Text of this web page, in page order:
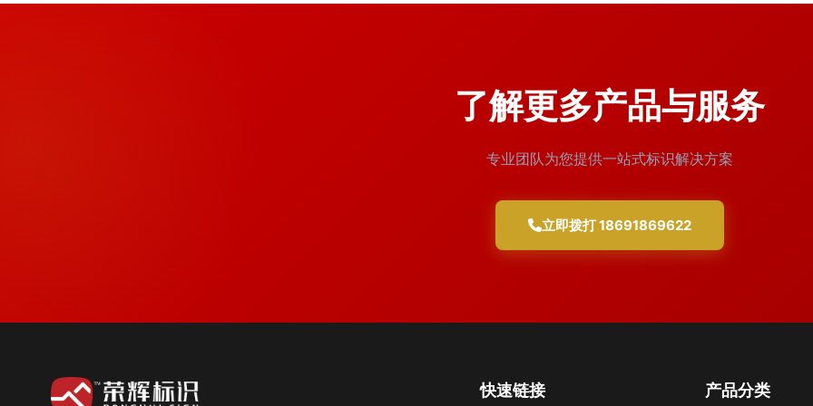
了解更多产品与服务
专业团队为您提供一站式标识解决方案
立即拨打 18691869622
快速链接 产品分类